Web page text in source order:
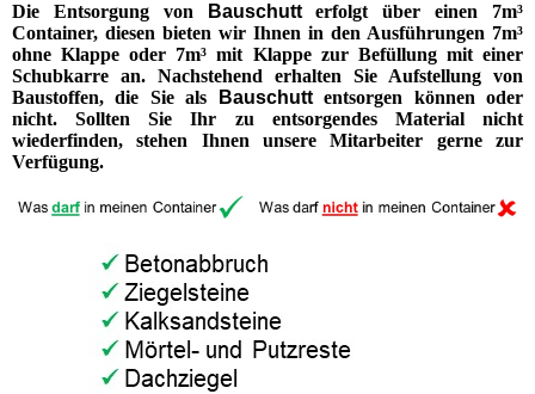
Die Entsorgung von Bauschutterfolgt über einen 7m³
Container, diesen bieten wir Ihnen in den Ausführungen 7m³
ohne Klappe oder 7m³ mit Klappe zur Befüllung mit einer
Schubkarre an. Nachstehend erhalten Sie Aufstellung von
Baustoffen, die Sie als
Bauschuttentsorgen können oder
nicht. Sollten Sie Ihr zu entsorgendes Material nicht
wiederfinden, stehen Ihnen unsere Mitarbeiter gerne zur
Verfügung.